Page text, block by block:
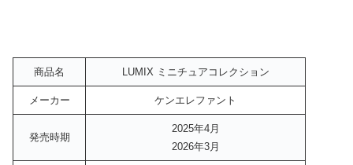
商品名 LUMIX ミニチュアコレクション
メーカー ケンエレファント
発売時期
2025年4月
2026年3月